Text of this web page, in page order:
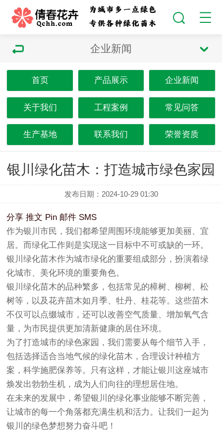
企业新闻
首页 产品展示 企业新闻
关于我们 工程案例 常见问答
生产基地 联系我们 荣誉资质
银川绿化苗木：打造城市绿色家园
发布日期：2024-10-29 01:30
分享 推文 Pin 邮件 SMS
作为银川市民，我们都希望周围环境能够更加美丽、宜
居。而绿化工作则是实现这一目标中不可或缺的一环。
银川绿化苗木作为城市绿化的重要组成部分，扮演着绿
化城市、美化环境的重要角色。
银川绿化苗木的品种繁多，包括常见的樟树、柳树、松
树等，以及花卉苗木如月季、牡丹、桂花等。这些苗木
不仅可以点缀城市，还可以改善空气质量、增加氧气含
量，为市民提供更加清新健康的居住环境。
为了打造城市的绿色家园，我们需要从每个细节入手，
包括选择适合当地气候的绿化苗木，合理设计种植方
案，科学施肥保养等。只有这样，才能让银川这座城市
焕发出勃勃生机，成为人们向往的理想居住地。
在未来的发展中，希望银川的绿化事业能够不断完善，
让城市的每一个角落都充满生机和活力。让我们一起为
银川的绿色梦想努力奋斗吧！